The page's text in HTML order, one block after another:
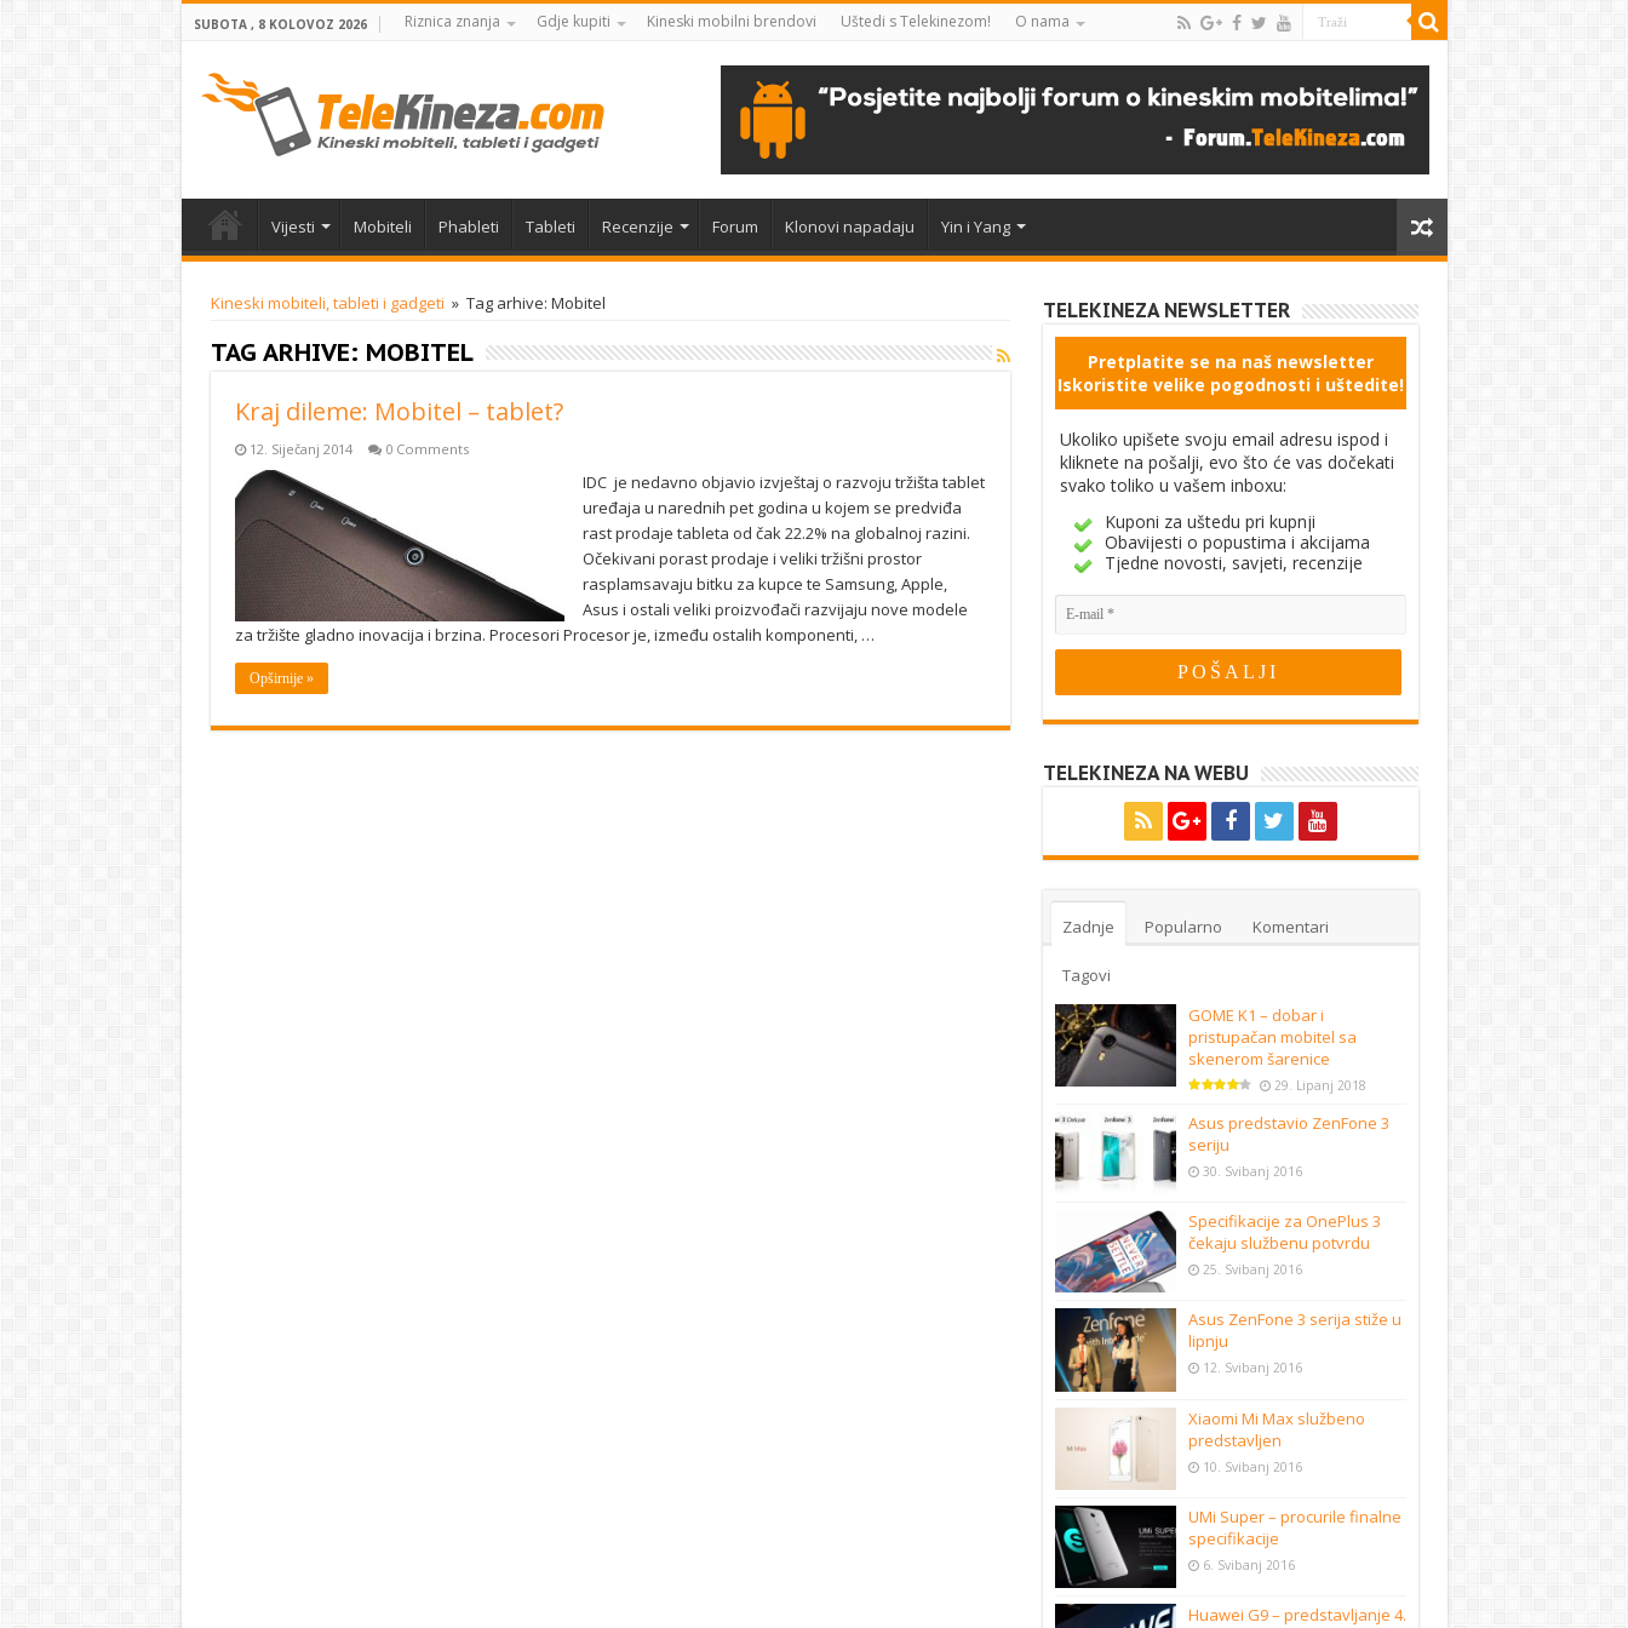
SUBOTA , 8 KOLOVOZ 2026 Riznica znanja Gdje kupiti Kineski mobilni brendovi Uštedi s Telekinezom! O nama
Vijesti Mobiteli Phableti Tableti Recenzije Forum Klonovi napadaju Yin i Yang
Kineski mobiteli, tableti i gadgeti » Tag arhive: Mobitel
TAG ARHIVE: MOBITEL
Kraj dileme: Mobitel – tablet?
12. Siječanj 2014 0 Comments
IDC je nedavno objavio izvještaj o razvoju tržišta tablet
uređaja u narednih pet godina u kojem se predviđa
rast prodaje tableta od čak 22.2% na globalnoj razini.
Očekivani porast prodaje i veliki tržišni prostor
rasplamsavaju bitku za kupce te Samsung, Apple,
Asus i ostali veliki proizvođači razvijaju nove modele
za tržište gladno inovacija i brzina. Procesori Procesor je, između ostalih komponenti, …
Opširnije »
TELEKINEZA NEWSLETTER
Pretplatite se na naš newsletter
Iskoristite velike pogodnosti i uštedite!
Ukoliko upišete svoju email adresu ispod i
kliknete na pošalji, evo što će vas dočekati
svako toliko u vašem inboxu:
Kuponi za uštedu pri kupnji
Obavijesti o popustima i akcijama
Tjedne novosti, savjeti, recenzije
TELEKINEZA NA WEBU
Zadnje Popularno Komentari
Tagovi
GOME K1 – dobar i
pristupačan mobitel sa
skenerom šarenice
29. Lipanj 2018
Asus predstavio ZenFone 3
seriju
30. Svibanj 2016
Specifikacije za OnePlus 3
čekaju službenu potvrdu
25. Svibanj 2016
Asus ZenFone 3 serija stiže u
lipnju
12. Svibanj 2016
Xiaomi Mi Max službeno
predstavljen
10. Svibanj 2016
UMi Super – procurile finalne
specifikacije
6. Svibanj 2016
Huawei G9 – predstavljanje 4.